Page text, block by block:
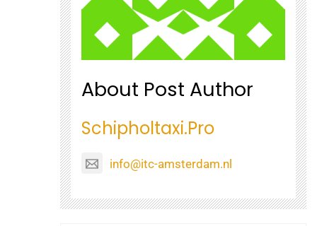
About Post Author
Schipholtaxi.Pro
info@itc-amsterdam.nl